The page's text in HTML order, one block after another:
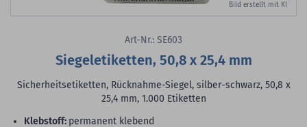
Bild erstellt mit KI
Art-Nr.: SE603
Siegeletiketten, 50,8 x 25,4 mm
Sicherheitsetiketten, Rücknahme-Siegel, silber-schwarz, 50,8 x
25,4 mm, 1.000 Etiketten
Klebstoff: permanent klebend